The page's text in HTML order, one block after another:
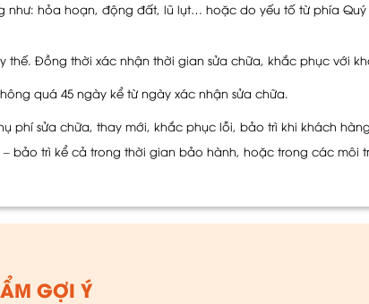
hỏa hoạn, động đất, lũ lụt… hoặc do yếu tố từ phía
thế. Đồng thời xác nhận thời gian sửa chữa, khắc phục với
quá 45 ngày kể từ ngày xác nhận sửa chữa.
phí sửa chữa, thay mới, khắc phục lỗi, bảo trì khi khách
bảo trì kể cả trong thời gian bảo hành, hoặc trong các môi
GỢI Ý